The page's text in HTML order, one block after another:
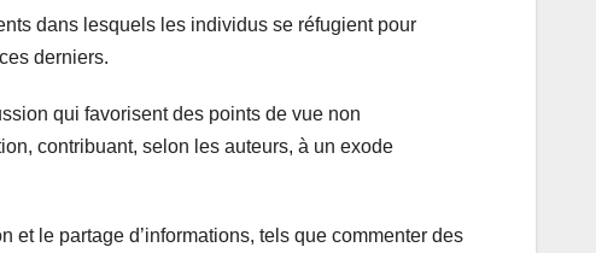
dans lesquels les individus se réfugient pour
derniers.
qui favorisent des points de vue non
contribuant, selon les auteurs, à un exode
et le partage d’informations, tels que commenter des